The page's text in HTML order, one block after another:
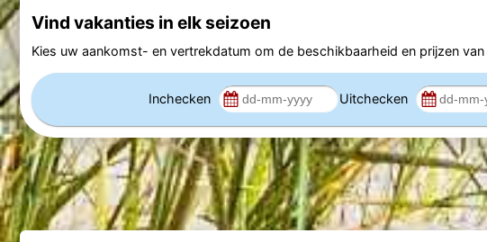
Vind vakanties in elk seizoen
Kies uw aankomst- en vertrekdatum om de beschikbaarheid en prijzen van
Inchecken Uitchecken